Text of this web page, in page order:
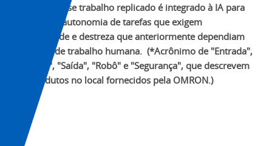
ILOR+S*. Esse trabalho replicado é integrado à IA para
permitir a autonomia de tarefas que exigem
flexibilidade e destreza que anteriormente dependiam
de força de trabalho humana. (*Acrônimo de "Entrada",
"Lógica", "Saída", "Robô" e "Segurança", que descrevem
os produtos no local fornecidos pela OMRON.)